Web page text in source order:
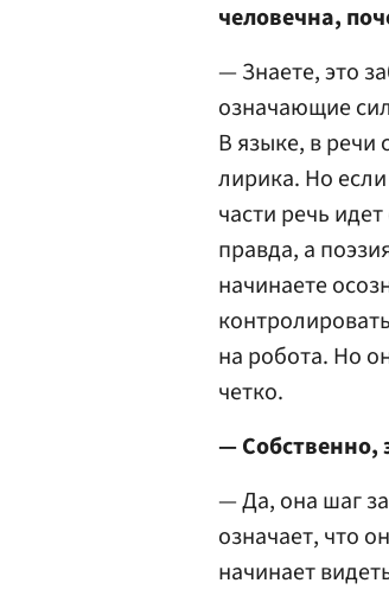
человечна,
— Знаете, это
означающие
В языке, в речи
лирика. Но
части речь
правда, а
начинаете
на робота. Но
четко.
— Собственно,
— Да, она шаг
означает, что
начинает